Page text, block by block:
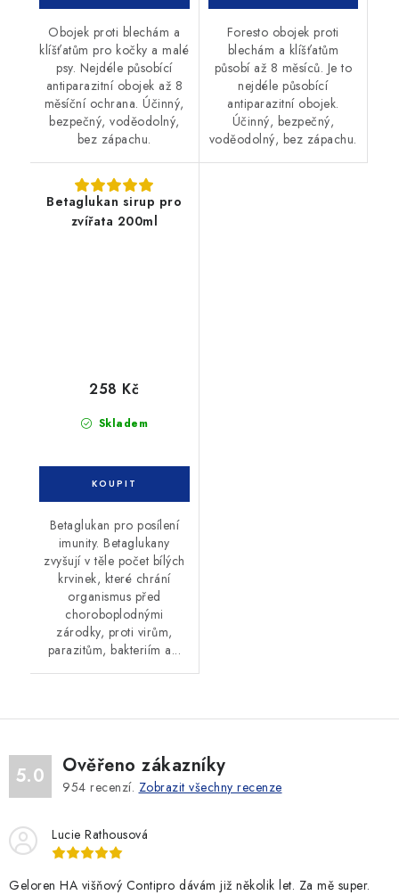
Obojek proti blechám a
klíšťatům pro kočky a malé
psy. Nejdéle působící
antiparazitní obojek až 8
měsíční ochrana. Účinný,
bezpečný, voděodolný,
bez zápachu.
Foresto obojek proti
blechám a klíšťatům
působí až 8 měsíců. Je to
nejdéle působící
antiparazitní obojek.
Účinný, bezpečný,
voděodolný, bez zápachu.
Betaglukan sirup pro
zvířata 200ml
Skladem
258 Kč
Betaglukan pro posílení
imunity. Betaglukany
zvyšují v těle počet bílých
krvinek, které chrání
organismus před
choroboplodnými
zárodky, proti virům,
parazitům, bakteriím a...
5.0 Ověřeno zákazníky
954 recenzí. Zobrazit všechny recenze
Lucie Rathousová
Geloren HA višňový Contipro dávám již několik let. Za mě super.